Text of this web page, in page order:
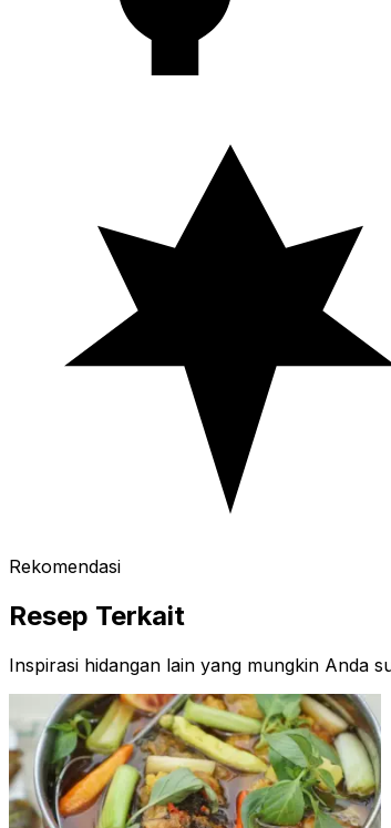
Rekomendasi
Resep Terkait
Inspirasi hidangan lain yang mungkin Anda